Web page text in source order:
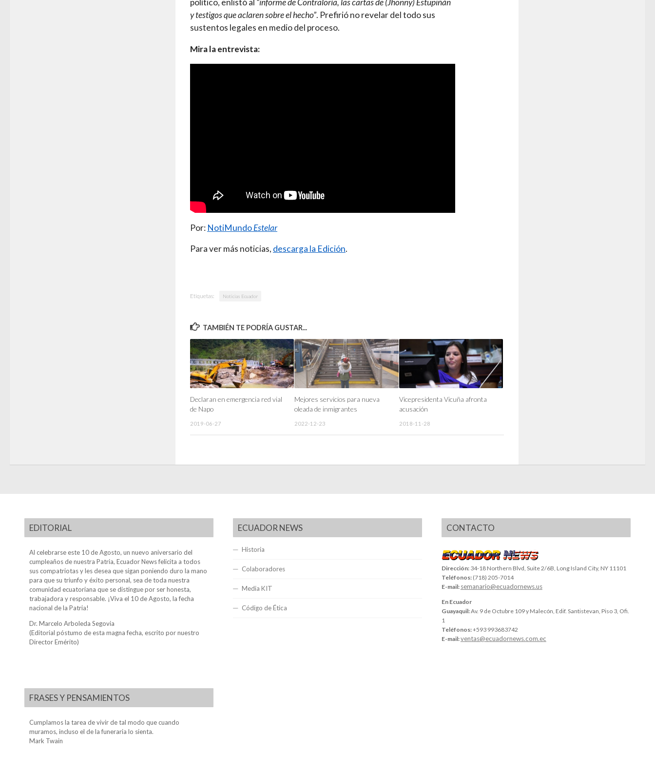
político, enlistó al “informe de Contraloría, las cartas de (Jhonny) Estupiñán
y testigos que aclaren sobre el hecho”. Prefirió no revelar del todo sus
sustentos legales en medio del proceso.
Mira la entrevista:
Por: NotiMundoEstelar
Para ver más noticias, descarga la Edición.
Etiquetas: Noticias Ecuador
TAMBIÉN TE PODRÍA GUSTAR...
Declaran en emergencia red vial
de Napo
2019-06-27
Mejores servicios para nueva
oleada de inmigrantes
2022-12-23
Vicepresidenta Vicuña afronta
acusación
2018-11-28
EDITORIAL
Al celebrarse este 10 de Agosto, un nuevo aniversario del
cumpleaños de nuestra Patria, Ecuador News felicita a todos
sus compatriotas y les desea que sigan poniendo duro la mano
para que su triunfo y éxito personal, sea de toda nuestra
comunidad ecuatoriana que se distingue por ser honesta,
trabajadora y responsable. ¡Viva el 10 de Agosto, la fecha
nacional de la Patria!
Dr. Marcelo Arboleda Segovia
(Editorial póstumo de esta magna fecha, escrito por nuestro
Director Emérito)
FRASES Y PENSAMIENTOS
Cumplamos la tarea de vivir de tal modo que cuando
muramos, incluso el de la funeraria lo sienta.
Mark Twain
ECUADOR NEWS
Historia
Colaboradores
Media KIT
Código de Ética
CONTACTO
Dirección: 34-18 Northern Blvd, Suite 2/6B, Long Island City, NY 11101
Teléfonos: (718) 205-7014
E-mail: semanario@ecuadornews.us
En Ecuador
Guayaquil:Av. 9 de Octubre 109 y Malecón, Edif. Santistevan, Piso 3, Ofi.
1
Teléfonos:+593 993683742
E-mail:ventas@ecuadornews.com.ec